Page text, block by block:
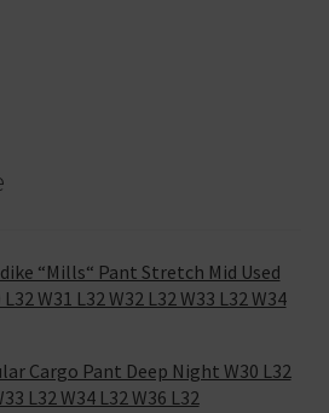
“Mills“ Pant Stretch Mid Used
W31 L32 W32 L32 W33 L32 W34
Cargo Pant Deep Night W30 L32
L32 W34 L32 W36 L32